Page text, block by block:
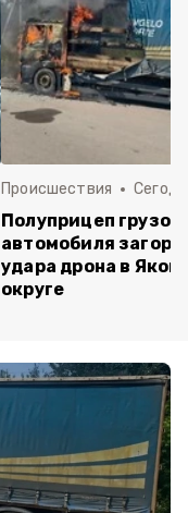
Происшествия
Полуприцеп
автомобиля
удара дрона в
округе